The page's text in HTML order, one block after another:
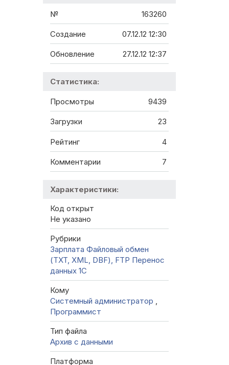
№ 163260
Создание 07.12.12 12:30
Обновление 27.12.12 12:37
Статистика:
Просмотры 9439
Загрузки 23
Рейтинг 4
Комментарии 7
Характеристики:
Код открыт
Не указано
Рубрики
Зарплата Файловый обмен
(TXT, XML, DBF), FTP Перенос
данных 1C
Кому
Системный администратор ,
Программист
Тип файла
Архив с данными
Платформа